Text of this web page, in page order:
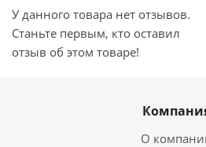
У данного товара нет отзывов.
Станьте первым, кто оставил
отзыв об этом товаре!
О